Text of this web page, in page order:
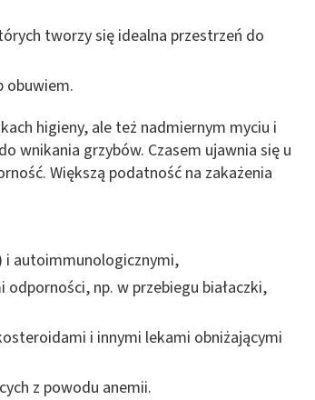
tworzy się idealna przestrzeń do
obuwiem.
higieny, ale też nadmiernym myciu i
wnikania grzybów. Czasem ujawnia się u
Większą podatność na zakażenia
i autoimmunologicznymi,
np. w przebiegu białaczki,
i innymi lekami obniżającymi
z powodu anemii.
źródeł